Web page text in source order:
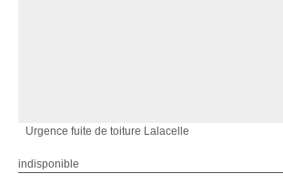
Urgence fuite de toiture Lalacelle
indisponible